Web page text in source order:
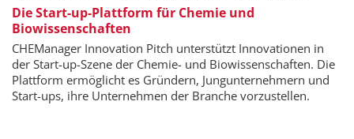
Die Start-up-Plattform für Chemie und
Biowissenschaften
CHEManager Innovation Pitch unterstützt Innovationen in
der Start-up-Szene der Chemie- und Biowissenschaften. Die
Plattform ermöglicht es Gründern, Jungunternehmern und
Start-ups, ihre Unternehmen der Branche vorzustellen.